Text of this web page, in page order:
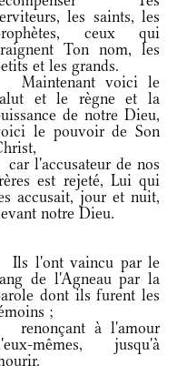
les saints, les
ceux qui
Ton nom, les
et les grands.
Maintenant voici le
et le règne et la
de notre Dieu,
le pouvoir de Son
car l'accusateur de nos
est rejeté, Lui qui
accusait, jour et nuit,
notre Dieu.
Ils l'ont vaincu par le
de l'Agneau par la
dont ils furent les
;
renonçant à l'amour
mêmes, jusqu'à